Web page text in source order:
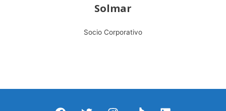
Solmar
Socio Corporativo